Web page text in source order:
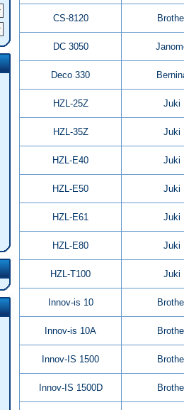
CS-8120
DC 3050
Deco 330
HZL-25Z Juki
HZL-35Z Juki
HZL-E40 Juki
HZL-E50 Juki
HZL-E61 Juki
HZL-E80 Juki
HZL-T100 Juki
Innov-is 10
Innov-is 10A
Innov-IS 1500
Innov-IS 1500D